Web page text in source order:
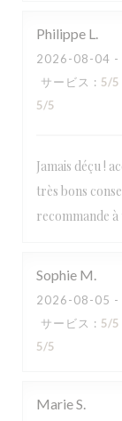
Philippe L
2026-08-04 -
サービス : 5/5
5/5
Jamais déçu !
très bons
recommande
Sophie M
2026-08-05 -
サービス : 5/5
5/5
MarieS